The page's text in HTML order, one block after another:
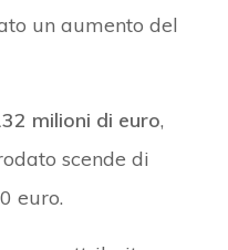
un aumento del
milioni di euro,
scende di
euro.